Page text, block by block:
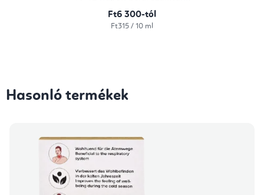
Ft6 300-tól
Egységár:
Ft315 / 10 ml
Hasonló termékek